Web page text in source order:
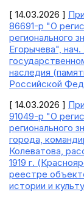
[ 14.03.2026 ]
86691-р "О
регионального
Егорычева",
наследия
Российской
[ 14.03.2026 ]
91049-р "О
регионального
города,
Колеватова,
1919 г.
реестре
истории и